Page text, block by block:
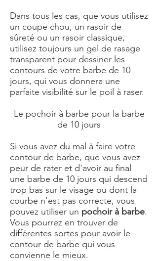
Dans tous les cas, que vous utilisez
un coupe chou, un rasoir de
sûreté ou un rasoir classique,
utilisez toujours un gel de rasage
transparent pour dessiner les
contours de votre barbe de 10
jours, qui vous donnera une
parfaite visibilité sur le poil à raser.
Le pochoir à barbe pour la barbe
de 10 jours
Si vous avez du mal à faire votre
contour de barbe, que vous avez
peur de rater et d'avoir au final
une barbe de 10 jours qui descend
trop bas sur le visage ou dont la
courbe n'est pas correcte, vous
pouvez utiliser un pochoir à barbe.
Vous pourrez en trouver de
différentes sortes pour avoir le
contour de barbe qui vous
convienne le mieux.